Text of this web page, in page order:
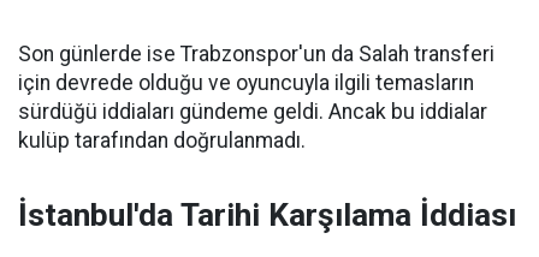
Son günlerde ise Trabzonspor'un da Salah transferi
için devrede olduğu ve oyuncuyla ilgili temasların
sürdüğü iddiaları gündeme geldi. Ancak bu iddialar
kulüp tarafından doğrulanmadı.
İstanbul'da Tarihi Karşılama İddiası